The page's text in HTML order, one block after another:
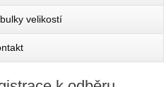
velikostí